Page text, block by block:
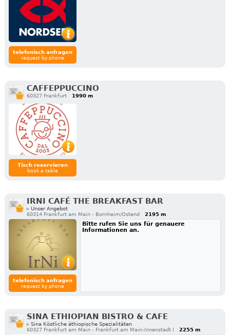
telefonisch anfragen
request by phone
CAFFEPPUCCINO
60327 Frankfurt 1990 m
Tisch reservieren
book a table
IRNI CAFÉ THE BREAKFAST BAR
▹ Unser Angebot
60314 Frankfurt am Main - Bornheim/Ostend
2195 m
telefonisch anfragen
request by phone
Bitte rufen Sie uns für genauere
Informationen an.
SINA ETHIOPIAN BISTRO & CAFE
▹ Sina Köstliche äthiopische Spezialitäten
60327 Frankfurt am Main - Frankfurt am Main-Innenstadt I
2255 m